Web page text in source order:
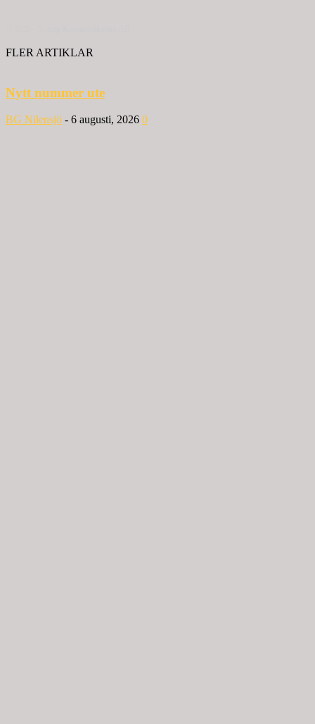
FLER ARTIKLAR
Nytt nummer ute
BG Nilensjö - 6 augusti, 2026 0